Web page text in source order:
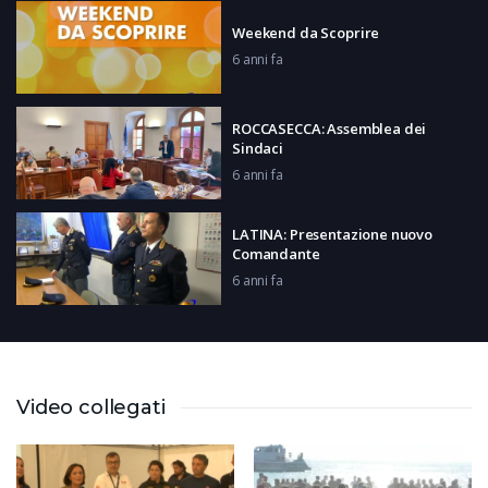
Weekend da Scoprire
6 anni fa
ROCCASECCA: Assemblea dei
Sindaci
6 anni fa
LATINA: Presentazione nuovo
Comandante
6 anni fa
FROSINONE: Conferenza stampa
ROMA: Iniziativa Nicola Procaccini
6 anni fa
Video collegati